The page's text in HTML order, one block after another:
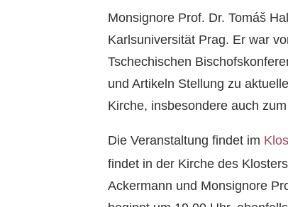
Monsignore Prof. Dr. Tomáš
Karlsuniversität Prag. Er war
Tschechischen
und Artikeln Stellung zu
Kirche, insbesondere auch
Die Veranstaltung findet im
findet in der Kirche des
Ackermann und Monsignore